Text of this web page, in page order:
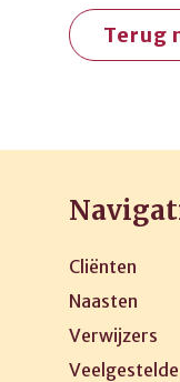
Terug
Cliënten
Naasten
Verwijzers